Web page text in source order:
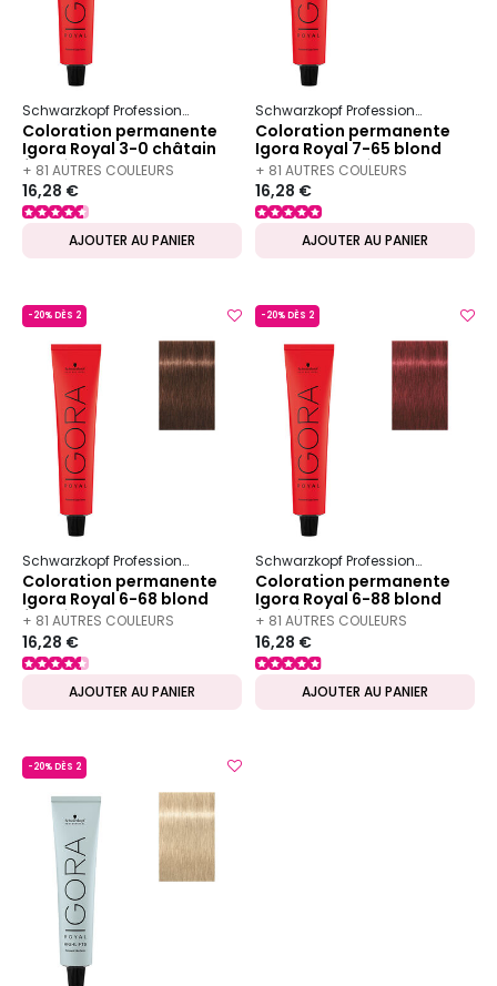
Schwarzkopf Professional Royal
Coloration permanente
Igora Royal 3-0 châtain
foncé naturel
+ 81 AUTRES COULEURS
DISPONIBLES
16,28 €
AJOUTER AU PANIER
Schwarzkopf Professional
Coloration permanente
Igora Royal 7-65 blond
chocolat doré
+ 81 AUTRES COULEURS
DISPONIBLES
16,28 €
AJOUTER AU PANIER
-20% DÈS 2
Schwarzkopf Professional Royal
Coloration permanente
Igora Royal 6-68 blond
foncé chocolat rouge
+ 81 AUTRES COULEURS
DISPONIBLES
16,28 €
AJOUTER AU PANIER
-20% DÈS 2
Schwarzkopf Professional
Coloration permanente
Igora Royal 6-88 blond
foncé rouge extra
+ 81 AUTRES COULEURS
DISPONIBLES
16,28 €
AJOUTER AU PANIER
-20% DÈS 2